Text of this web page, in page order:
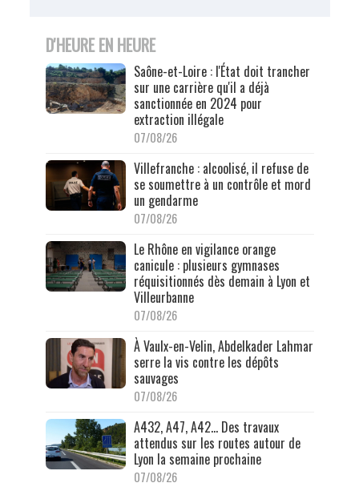
D'HEURE EN HEURE
Saône-et-Loire : l'État doit trancher
sur une carrière qu'il a déjà
sanctionnée en 2024 pour
extraction illégale
07/08/26
Villefranche : alcoolisé, il refuse de
se soumettre à un contrôle et mord
un gendarme
07/08/26
Le Rhône en vigilance orange
canicule : plusieurs gymnases
réquisitionnés dès demain à Lyon et
Villeurbanne
07/08/26
À Vaulx-en-Velin, Abdelkader Lahmar
serre la vis contre les dépôts
sauvages
07/08/26
A432, A47, A42… Des travaux
attendus sur les routes autour de
Lyon la semaine prochaine
07/08/26